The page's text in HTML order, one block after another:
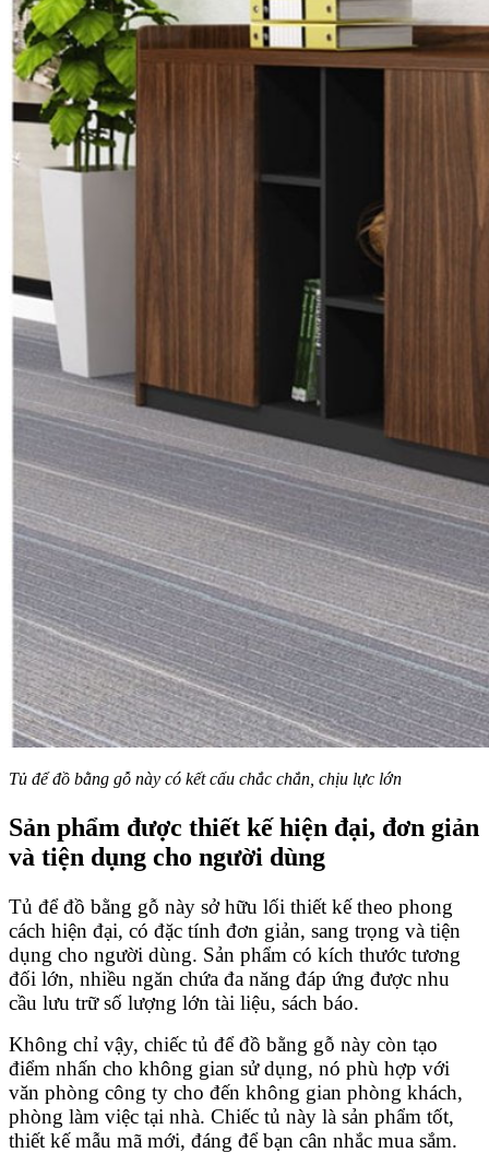
Tủ để đồ bằng gỗ này có kết cấu chắc chắn, chịu lực lớn
Sản phẩm được thiết kế hiện đại, đơn giản
và tiện dụng cho người dùng
Tủ để đồ bằng gỗ này sở hữu lối thiết kế theo phong
cách hiện đại, có đặc tính đơn giản, sang trọng và tiện
dụng cho người dùng. Sản phẩm có kích thước tương
đối lớn, nhiều ngăn chứa đa năng đáp ứng được nhu
cầu lưu trữ số lượng lớn tài liệu, sách báo.
Không chỉ vậy, chiếc tủ để đồ bằng gỗ này còn tạo
điểm nhấn cho không gian sử dụng, nó phù hợp với
văn phòng công ty cho đến không gian phòng khách,
phòng làm việc tại nhà. Chiếc tủ này là sản phẩm tốt,
thiết kế mẫu mã mới, đáng để bạn cân nhắc mua sắm.